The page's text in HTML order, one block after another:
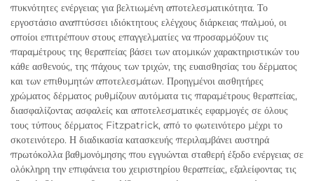
πυκνότητες ενέργειας για βελτιωμένη αποτελεσματικότητα. Το
εργοστάσιο αναπτύσσει ιδιόκτητους ελέγχους διάρκειας παλμού, οι
οποίοι επιτρέπουν στους επαγγελματίες να προσαρμόζουν τις
παραμέτρους της θεραπείας βάσει των ατομικών χαρακτηριστικών του
κάθε ασθενούς, της πάχους των τριχών, της ευαισθησίας του δέρματος
και των επιθυμητών αποτελεσμάτων. Προηγμένοι αισθητήρες
χρώματος δέρματος ρυθμίζουν αυτόματα τις παραμέτρους θεραπείας,
διασφαλίζοντας ασφαλείς και αποτελεσματικές εφαρμογές σε όλους
τους τύπους δέρματος Fitzpatrick, από το φωτεινότερο μέχρι το
σκοτεινότερο. Η διαδικασία κατασκευής περιλαμβάνει αυστηρά
πρωτόκολλα βαθμονόμησης που εγγυώνται σταθερή έξοδο ενέργειας σε
ολόκληρη την επιφάνεια του χειριστηρίου θεραπείας, εξαλείφοντας τις